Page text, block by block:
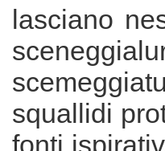
lasciano
squallidi
fonti